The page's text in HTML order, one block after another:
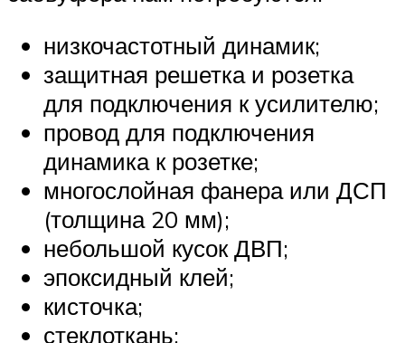
низкочастотный динамик;
защитная решетка и розетка
для подключения к усилителю;
провод для подключения
динамика к розетке;
многослойная фанера или ДСП
(толщина 20 мм);
небольшой кусок ДВП;
эпоксидный клей;
кисточка;
стеклоткань;